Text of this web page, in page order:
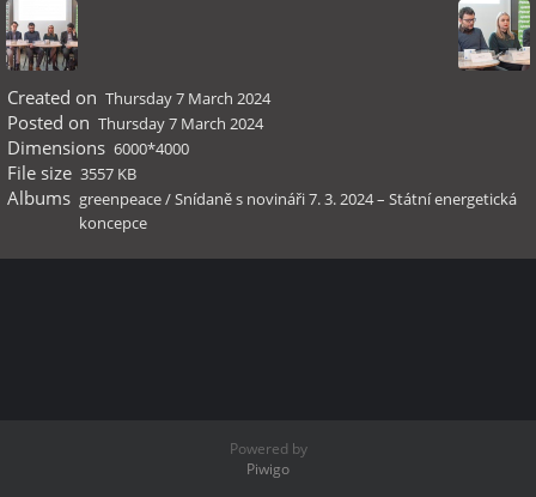
Created on Thursday 7 March 2024
Posted on Thursday 7 March 2024
Dimensions 6000*4000
File size 3557 KB
Albums greenpeace/Snídaně s novináři 7. 3. 2024 –⁠⁠⁠⁠⁠ Státní energetická
koncepce
Powered by
Piwigo